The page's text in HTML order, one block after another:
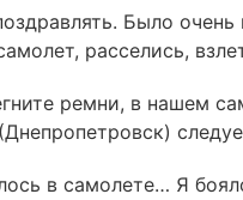
Было
расселись,
ремни, в нашем
в самолете… Я